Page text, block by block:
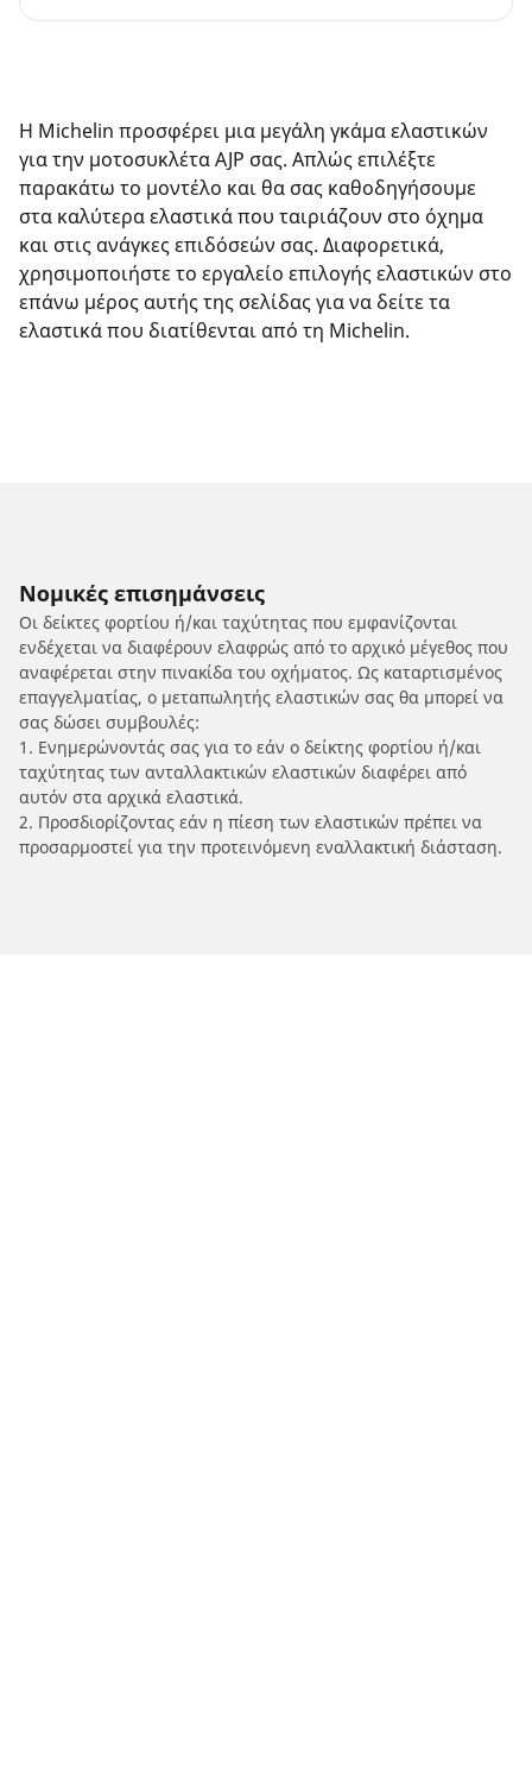
Η Michelin προσφέρει μια μεγάλη γκάμα ελαστικών
για την μοτοσυκλέτα AJP σας. Απλώς επιλέξτε
παρακάτω το μοντέλο και θα σας καθοδηγήσουμε
στα καλύτερα ελαστικά που ταιριάζουν στο όχημα
και στις ανάγκες επιδόσεών σας. Διαφορετικά,
χρησιμοποιήστε το εργαλείο επιλογής ελαστικών στο
επάνω μέρος αυτής της σελίδας για να δείτε τα
ελαστικά που διατίθενται από τη Michelin.
Νομικές επισημάνσεις
Οι δείκτες φορτίου ή/και ταχύτητας που εμφανίζονται
ενδέχεται να διαφέρουν ελαφρώς από το αρχικό μέγεθος που
αναφέρεται στην πινακίδα του οχήματος. Ως καταρτισμένος
επαγγελματίας, ο μεταπωλητής ελαστικών σας θα μπορεί να
σας δώσει συμβουλές:
1. Ενημερώνοντάς σας για το εάν ο δείκτης φορτίου ή/και
ταχύτητας των ανταλλακτικών ελαστικών διαφέρει από
αυτόν στα αρχικά ελαστικά.
2. Προσδιορίζοντας εάν η πίεση των ελαστικών πρέπει να
προσαρμοστεί για την προτεινόμενη εναλλακτική διάσταση.